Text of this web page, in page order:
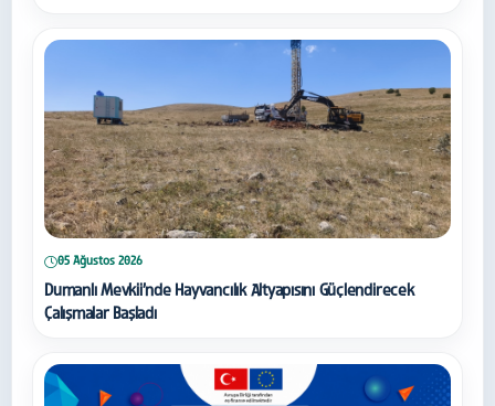
05 Ağustos 2026
Dumanlı Mevkii’nde Hayvancılık Altyapısını Güçlendirecek
Çalışmalar Başladı